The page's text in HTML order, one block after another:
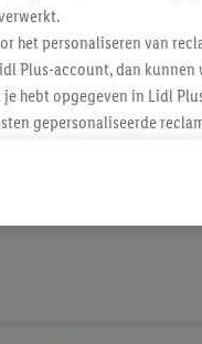
het personaliseren van
Plus-account, dan kunnen
hebt opgegeven in Lidl
gepersonaliseerde
retargeting
door het product in een